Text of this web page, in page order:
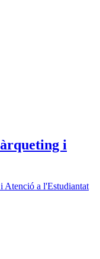
i
Atenció a l'Estudiantat